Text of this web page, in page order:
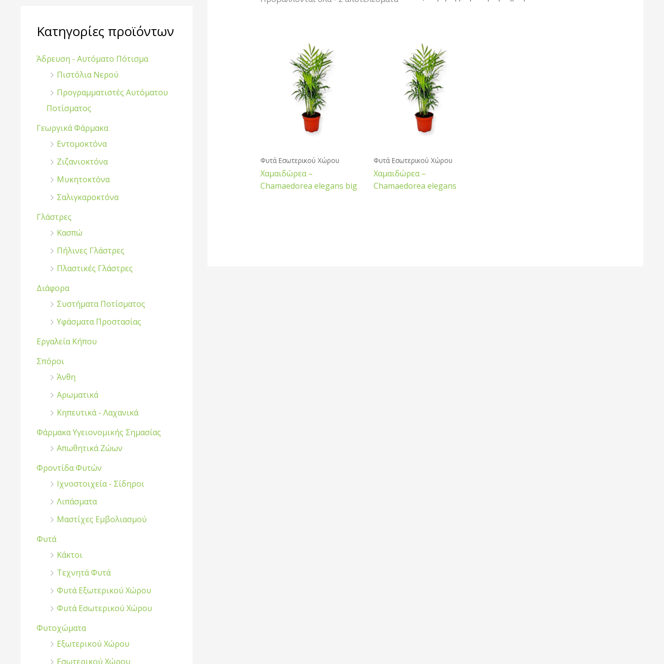
ή
η
Κατηγορίες προϊόντων
Άδρευση - Αυτόματο Πότισμα
Πιστόλια Νερού
Προγραμματιστές Αυτόματου
Ποτίσματος
Γεωργικά Φάρμακα
Εντομοκτόνα
Ζιζανιοκτόνα
Μυκητοκτόνα
Σαλιγκαροκτόνα
Γλάστρες
Κασπώ
Πήλινες Γλάστρες
Πλαστικές Γλάστρες
Διάφορα
Συστήματα Ποτίσματος
Υφάσματα Προστασίας
Εργαλεία Κήπου
Σπόροι
Άνθη
Αρωματικά
Κηπευτικά - Λαχανικά
Φάρμακα Υγειονομικής Σημασίας
Απωθητικά Ζώων
Φροντίδα Φυτών
Ιχνοστοιχεία - Σίδηροι
Λιπάσματα
Μαστίχες Εμβολιασμού
Φυτά
Κάκτοι
Τεχνητά Φυτά
Φυτά Εξωτερικού Χώρου
Φυτά Εσωτερικού Χώρου
Φυτοχώματα
Εξωτερικού Χώρου
Εσωτερικού Χώρου
Φυτά Εσωτερικού Χώρου
Χαμαιδώρεα –
Chamaedorea elegans big
Φυτά Εσωτερικού Χώρου
Χαμαιδώρεα –
Chamaedorea elegans